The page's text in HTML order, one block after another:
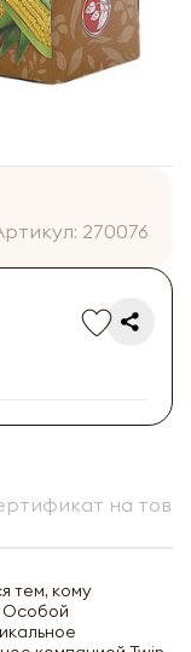
270076
на
тем, кому
Особой